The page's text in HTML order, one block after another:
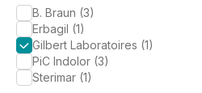
B. Braun (3)
Erbagil (1)
Gilbert Laboratoires (1)
PiC Indolor (3)
Sterimar (1)